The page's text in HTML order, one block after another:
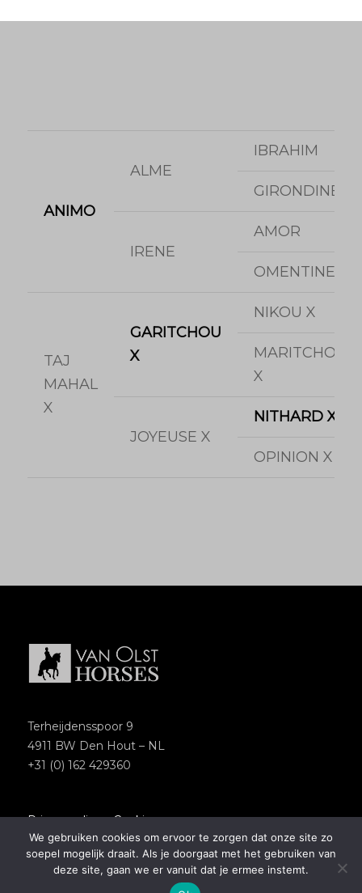
ANIMO
ALME
IBRAHIM
GIRONDINE
IRENE
AMOR
OMENTINE
TAJ
MAHAL
X
GARITCHOU
X
NIKOU X
MARITCHOU
X
JOYEUSE X
NITHARD X
OPINION X
Terheijdensspoor 9
4911 BW Den Hout – NL
+31 (0) 162 429360
Privacypolicy–Cookies
Copyright 2018 – Van Olst Horses
Website byNewmore
We gebruiken cookies om ervoor te zorgen dat onze site zo
soepel mogelijk draait. Als je doorgaat met het gebruiken van
deze site, gaan we er vanuit dat je ermee instemt.